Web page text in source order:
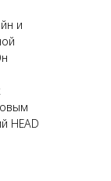
и
HEAD